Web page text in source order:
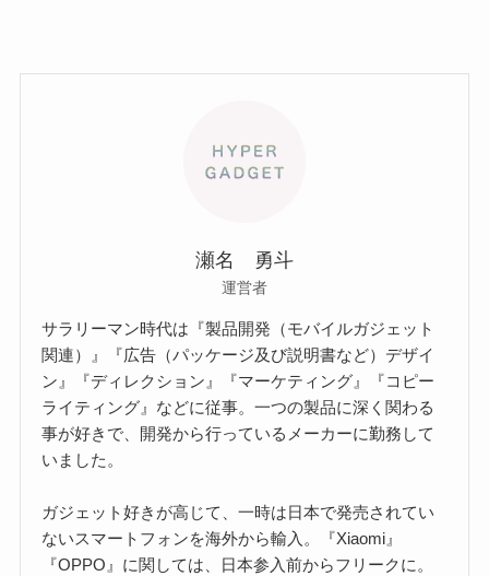
瀬名 勇斗
運営者
サラリーマン時代は『製品開発（モバイルガジェット
関連）』『広告（パッケージ及び説明書など）デザイ
ン』『ディレクション』『マーケティング』『コピー
ライティング』などに従事。一つの製品に深く関わる
事が好きで、開発から行っているメーカーに勤務して
いました。
ガジェット好きが高じて、一時は日本で発売されてい
ないスマートフォンを海外から輸入。『Xiaomi』
『OPPO』に関しては、日本参入前からフリークに。